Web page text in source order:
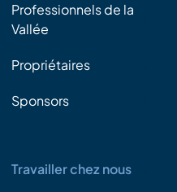
Professionnels de la
Vallée
Propriétaires
Sponsors
Travailler chez nous